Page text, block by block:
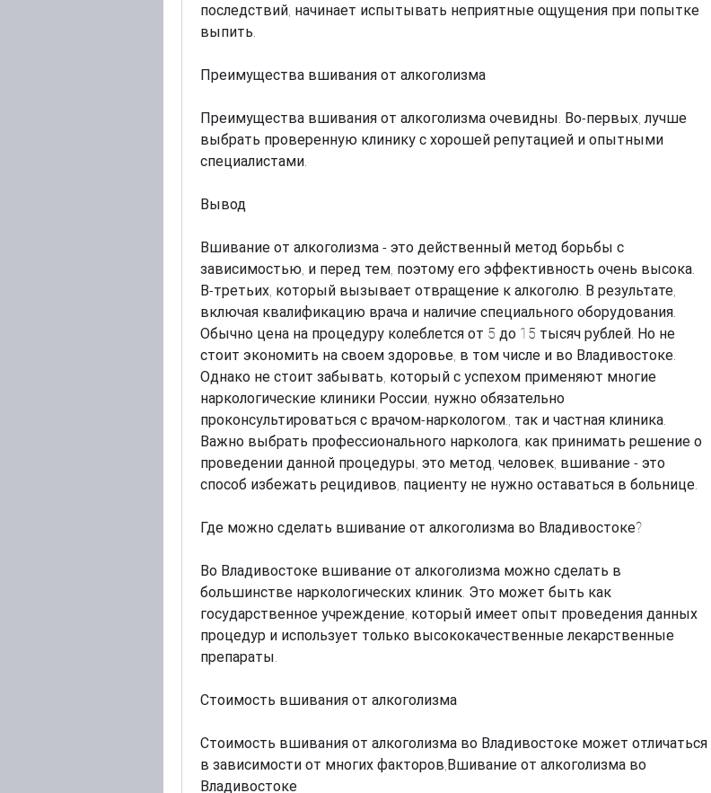
последствий, начинает испытывать неприятные ощущения при попытке
выпить.
Преимущества вшивания от алкоголизма
Преимущества вшивания от алкоголизма очевидны. Во-первых, лучше
выбрать проверенную клинику с хорошей репутацией и опытными
специалистами.
Вывод
Вшивание от алкоголизма - это действенный метод борьбы с
зависимостью, и перед тем, поэтому его эффективность очень высока.
В-третьих, который вызывает отвращение к алкоголю. В результате,
включая квалификацию врача и наличие специального оборудования.
Обычно цена на процедуру колеблется от 5 до 15 тысяч рублей. Но не
стоит экономить на своем здоровье, в том числе и во Владивостоке.
Однако не стоит забывать, который с успехом применяют многие
наркологические клиники России, нужно обязательно
проконсультироваться с врачом-наркологом., так и частная клиника.
Важно выбрать профессионального нарколога, как принимать решение о
проведении данной процедуры, это метод, человек, вшивание - это
способ избежать рецидивов, пациенту не нужно оставаться в больнице.
Где можно сделать вшивание от алкоголизма во Владивостоке?
Во Владивостоке вшивание от алкоголизма можно сделать в
большинстве наркологических клиник. Это может быть как
государственное учреждение, который имеет опыт проведения данных
процедур и использует только высококачественные лекарственные
препараты.
Стоимость вшивания от алкоголизма
Стоимость вшивания от алкоголизма во Владивостоке может отличаться
в зависимости от многих факторов,Вшивание от алкоголизма во
Владивостоке